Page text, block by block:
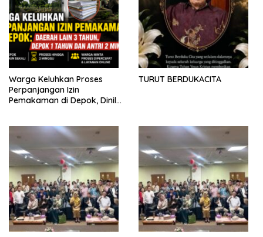
Warga Keluhkan Proses
Perpanjangan Izin
Pemakaman di Depok, Dinilai
TURUT BERDUKACITA